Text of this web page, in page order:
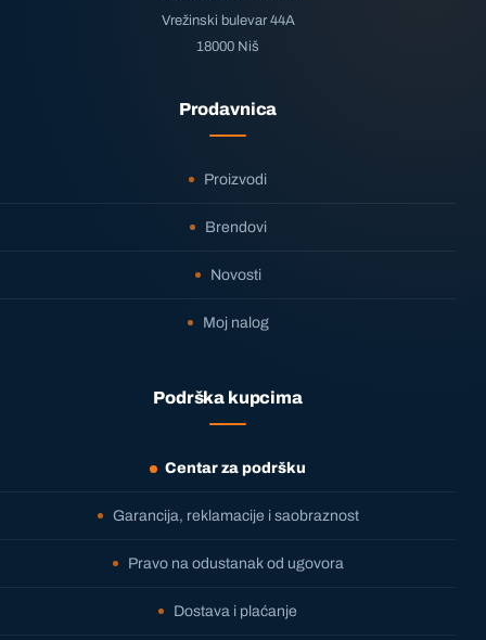
Vrežinski bulevar 44A
18000 Niš
Prodavnica
Proizvodi
Brendovi
Novosti
Moj nalog
Podrška kupcima
Centar za podršku
Garancija, reklamacije i saobraznost
Pravo na odustanak od ugovora
Dostava i plaćanje